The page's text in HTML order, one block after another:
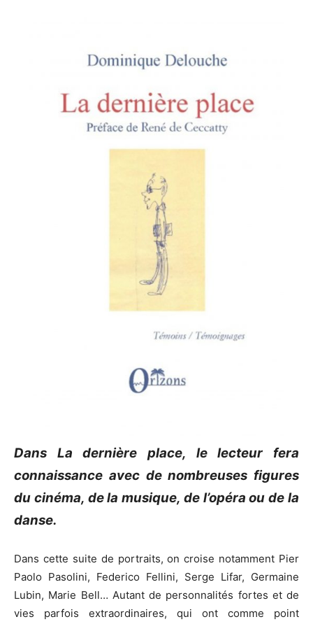
Dans La dernière place, le lecteur fera
connaissance avec de nombreuses figures
du cinéma, de la musique, de l’opéra ou de la
danse.
Dans cette suite de portraits, on croise notamment Pier
Paolo Pasolini, Federico Fellini, Serge Lifar, Germaine
Lubin, Marie Bell… Autant de personnalités fortes et de
vies parfois extraordinaires, qui ont comme point